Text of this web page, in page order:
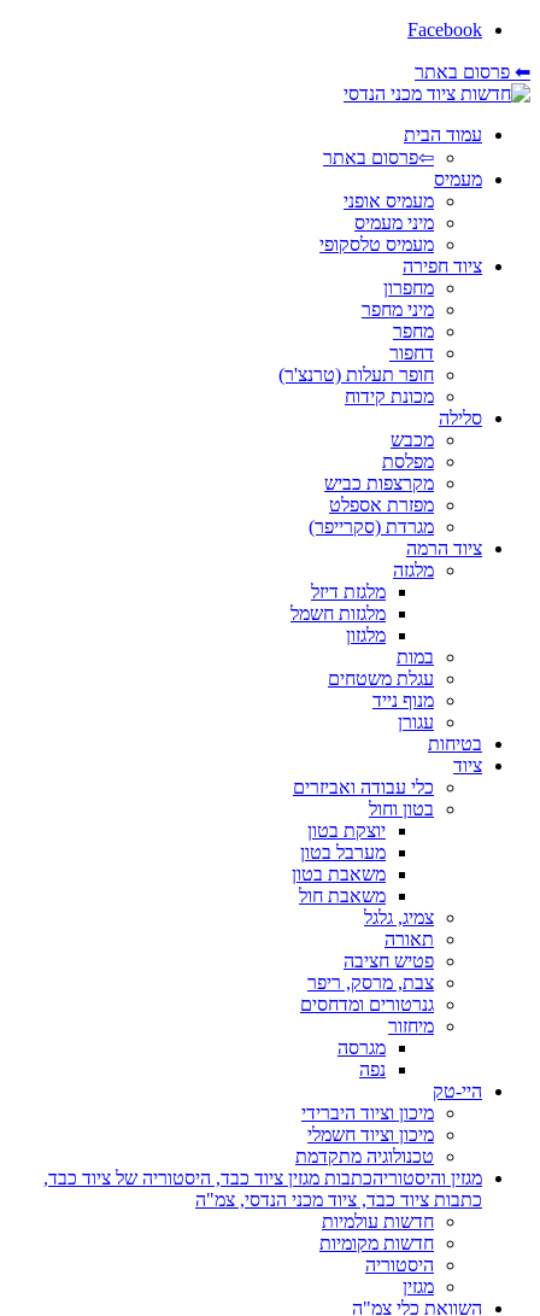
Facebook
⬅ פרסום באתר
עמוד הבית
⇦פרסום באתר
מעמיס
מעמיס אופני
מיני מעמיס
מעמיס טלסקופי
ציוד חפירה
מחפרון
מיני מחפר
מחפר
דחפור
חופר תעלות (טרנצ'ר)
מכונת קידוח
סלילה
מכבש
מפלסת
מקרצפות כביש
מפזרת אספלט
מגרדת (סקרייפר)
ציוד הרמה
מלגזה
מלגזת דיזל
מלגזות חשמל
מלגזון
במות
עגלת משטחים
מנוף נייד
עגורן
בטיחות
ציוד
כלי עבודה ואביזרים
בטון וחול
יוצקת בטון
מערבל בטון
משאבת בטון
משאבת חול
צמיג, גלגל
תאורה
פטיש חציבה
צבת, מרסק, ריפר
גנרטורים ומדחסים
מיחזור
מגרסה
נפה
היי-טק
מיכון וציוד היברידי
מיכון וציוד חשמלי
טכנולוגיה מתקדמת
מגזין והיסטוריהכתבות מגזין ציוד כבד, היסטוריה של ציוד כבד,
כתבות ציוד כבד, ציוד מכני הנדסי, צמ"ה
חדשות עולמיות
חדשות מקומיות
היסטוריה
מגזין
השוואת כלי צמ"ה